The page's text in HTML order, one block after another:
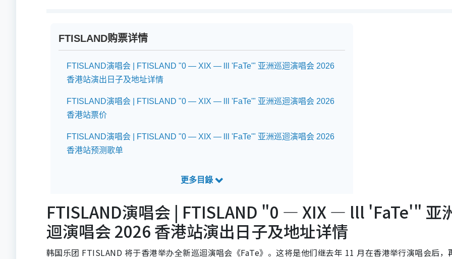
FTISLAND购票详情
FTISLAND演唱会 | FTISLAND "0 — XIX — lll 'FaTe'" 亚洲巡迴演唱会 2026
香港站演出日子及地址详情
FTISLAND演唱会 | FTISLAND "0 — XIX — lll 'FaTe'" 亚洲巡迴演唱会 2026
香港站票价
FTISLAND演唱会 | FTISLAND "0 — XIX — lll 'FaTe'" 亚洲巡迴演唱会 2026
香港站预测歌单
FTISLAND演唱会 | FTISLAND "0 — XIX — lll 'FaTe'" 亚
迴演唱会 2026 香港站演出日子及地址详情
韩国乐团 FTISLAND 将于香港举办全新巡迴演唱会《FaTe》。这将是他们继去年 11 月在香港举行演唱会后，